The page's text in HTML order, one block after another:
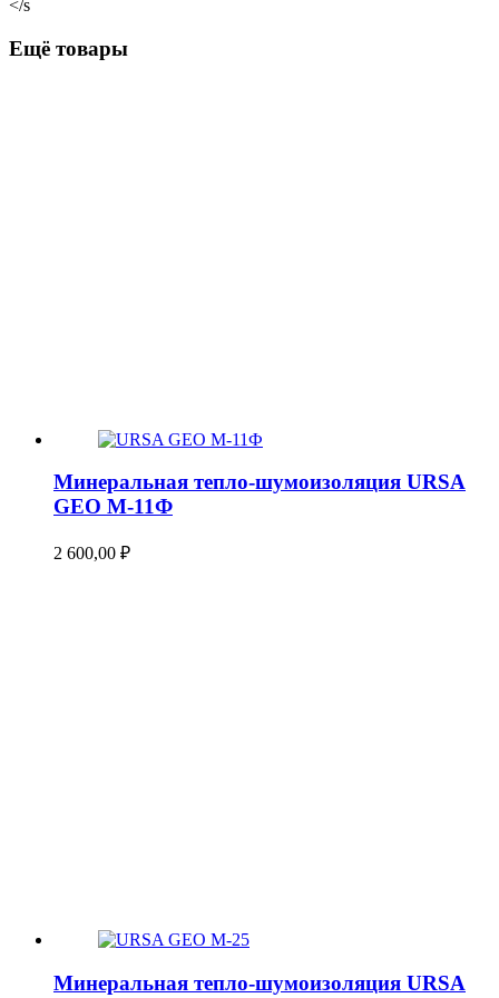
</s
Ещё товары
Минеральная тепло-шумоизоляция URSA
GEO М-11Ф
2 600,00 ₽
Минеральная тепло-шумоизоляция URSA